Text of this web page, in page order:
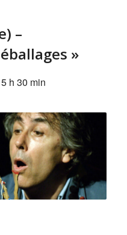
–
»
h 30 min